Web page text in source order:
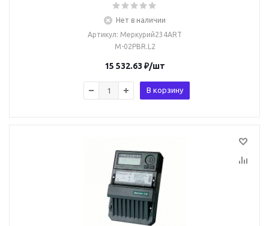
Нет в наличии
Артикул: Меркурий234ART
M-02PBR.L2
15 532.63 ₽/шт
В корзину